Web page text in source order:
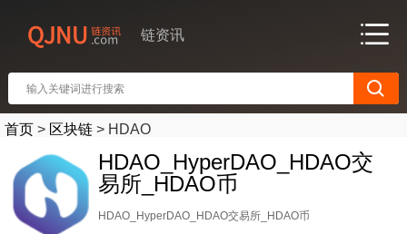
链资讯
首页 > 区块链 > HDAO
HDAO_HyperDAO_HDAO交
易所_HDAO币
HDAO_HyperDAO_HDAO交易所_HDAO币